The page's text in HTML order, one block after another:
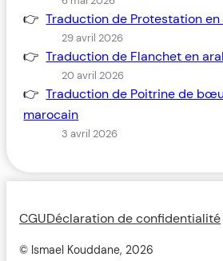
Traduction de Protestation
29 avril 2026
Traduction de Flanchet en
20 avril 2026
Traduction de Poitrine de
marocain
3 avril 2026
CGUDéclaration de confidentialité
© Ismael Kouddane, 2026